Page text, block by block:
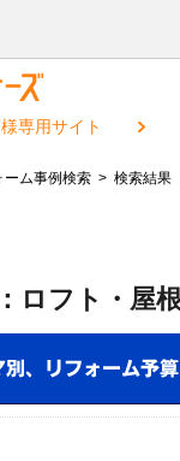
専用サイト
ーム事例検索 検索結果
ロフト・屋